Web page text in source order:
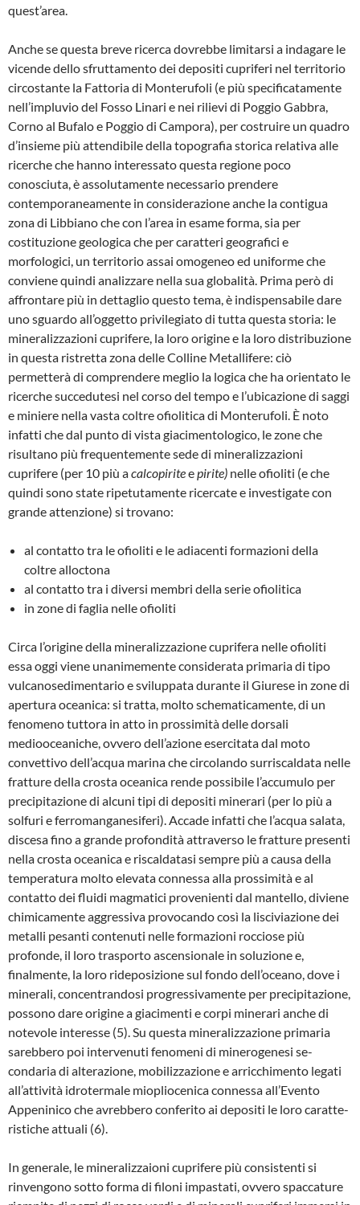
quest’area.
Anche se questa breve ricerca dovrebbe limi­tarsi a indagare le
vicende dello sfruttamento dei depositi cupriferi nel territorio
circostante la Fattoria di Monterufoli (e più specificatamen­te
nell’impluvio del Fosso Linari e nei rilievi di Poggio Gabbra,
Corno al Bufalo e Poggio di Campora), per costruire un quadro
d’insieme più attendibile della topografia storica relativa alle
ricerche che hanno interessato questa re­gione poco
conosciuta, è assolutamente ne­cessario prendere
contemporaneamente in considerazione anche la contigua
zona di Libbiano che con l’area in esame forma, sia per
costituzione geologica che per caratteri geo­grafici e
morfologici, un territorio assai omo­geneo ed uniforme che
conviene quindi ana­lizzare nella sua globalità. Prima però di
affron­tare più in dettaglio questo tema, è indispen­sabile dare
uno sguardo all’oggetto privilegiato di tutta questa storia: le
mineralizzazioni cu­prifere, la loro origine e la loro distribuzione
in questa ristretta zona delle Colline Metallifere: ciò
permetterà di comprendere meglio la logi­ca che ha orientato le
ricerche succedutesi nel corso del tempo e l’ubicazione di saggi
e mi­niere nella vasta coltre ofiolitica di Monterufoli. È noto
infatti che dal punto di vista giacimen­tologico, le zone che
risultano più frequente­mente sede di mineralizzazioni
cuprifere (per 10 più acalcopiriteepirite) nelle ofioliti (e che
quindi sono state ripetutamente ricercate e in­vestigate con
grande attenzione) si trovano:
al contatto tra le ofioliti e le adiacenti forma­zioni della
coltre alloctona
al contatto tra i diversi membri della serie ofio­litica
in zone di faglia nelle ofioliti
Circa l’origine della mineralizzazione cuprife­ra nelle ofioliti
essa oggi viene unanimemen­te considerata primaria di tipo
vulcanosedimen­tario e sviluppata durante il Giurese in zone di
apertura oceanica: si tratta, molto schemati­camente, di un
fenomeno tuttora in atto in pros­simità delle dorsali
mediooceaniche, ovvero dell’azione esercitata dal moto
convettivo del­l’acqua marina che circolando surriscaldata nelle
fratture della crosta oceanica rende pos­sibile l’accumulo per
precipitazione di alcuni tipi di depositi minerari (per lo più a
solfuri e ferromanganesiferi). Accade infatti che l’acqua salata,
discesa fino a grande profondità attra­verso le fratture presenti
nella crosta oceani­ca e riscaldatasi sempre più a causa della
tem­peratura molto elevata connessa alla prossi­mità e al
contatto dei fluidi magmatici prove­nienti dal mantello, diviene
chimicamente ag­gressiva provocando così la lisciviazione dei
metalli pesanti contenuti nelle formazioni roc­ciose più
profonde, il loro trasporto ascensio­nale in soluzione e,
finalmente, la loro ridepo­sizione sul fondo dell’oceano, dove i
minerali, concentrandosi progressivamente per precipi­tazione,
possono dare origine a giacimenti e corpi minerari anche di
notevole interesse (5). Su questa mineralizzazione primaria
sarebbero poi intervenuti fenomeni di minerogenesi se­
condaria di alterazione, mobilizzazione e ar­ricchimento legati
all’attività idrotermale miopliocenica connessa all’Evento
Appeninico che avrebbero conferito ai depositi le loro caratte­
ristiche attuali (6).
In generale, le mineralizzaioni cuprifere più consistenti si
rinvengono sotto forma di filoni impastati, ovvero spaccature